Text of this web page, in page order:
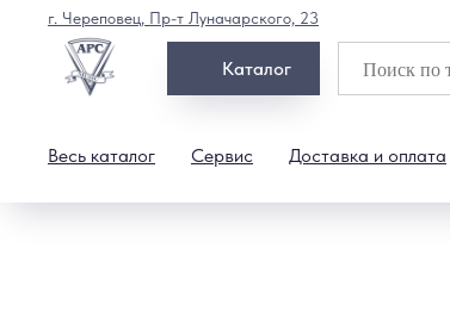
Каталог
Весь каталог Сервис Доставка и оплата
г. Череповец, Пр-т Луначарского, 23